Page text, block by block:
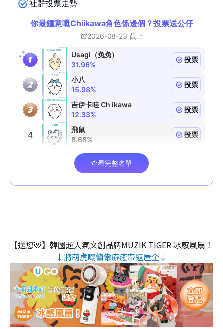
【送您🐯】韓國超人氣文創品牌MUZIK TIGER 冰感風扇！
↓將萌虎嘅慵懶療癒帶返屋企↓